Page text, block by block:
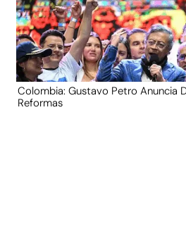
Colombia: Gustavo Petro Anuncia
Reformas